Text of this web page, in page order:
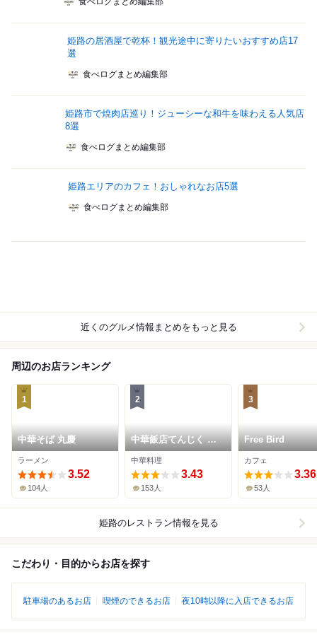
姫路の居酒屋で乾杯！観光途中に寄りたいおすすめ店17
選
食べログまとめ編集部
姫路市で焼肉店巡り！ジューシーな和牛を味わえる人気店
8選
食べログまとめ編集部
姫路エリアのカフェ！おしゃれなお店5選
食べログまとめ編集部
近くのグルメ情報まとめをもっと見る
周辺のお店ランキング
1
中華そば 丸慶
ラーメン
3.52
104人
2
中華飯店てんじく 姫
路今宿店
中華料理
3.43
153人
3
Free Bird
カフェ
3.36
53人
姫路のレストラン情報を見る
こだわり・目的からお店を探す
駐車場のあるお店 喫煙のできるお店 夜10時以降に入店できるお店